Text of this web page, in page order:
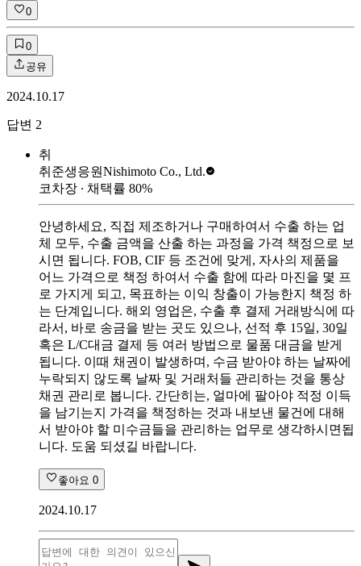
0
0
공유
2024.10.17
답변 2
취
취준생응원Nishimoto Co., Ltd.
코차장 ∙ 채택률 80%
안녕하세요, 직접 제조하거나 구매하여서 수출 하는 업
체 모두, 수출 금액을 산출 하는 과정을 가격 책정으로 보
시면 됩니다. FOB, CIF 등 조건에 맞게, 자사의 제품을
어느 가격으로 책정 하여서 수출 함에 따라 마진을 몇 프
로 가지게 되고, 목표하는 이익 창출이 가능한지 책정 하
는 단계입니다. 해외 영업은, 수출 후 결제 거래방식에 따
라서, 바로 송금을 받는 곳도 있으나, 선적 후 15일, 30일
혹은 L/C대금 결제 등 여러 방법으로 물품 대금을 받게
됩니다. 이때 채권이 발생하며, 수금 받아야 하는 날짜에
누락되지 않도록 날짜 및 거래처들 관리하는 것을 통상
채권 관리로 봅니다. 간단히는, 얼마에 팔아야 적정 이득
을 남기는지 가격을 책정하는 것과 내보낸 물건에 대해
서 받아야 할 미수금들을 관리하는 업무로 생각하시면됩
니다. 도움 되셨길 바랍니다.
좋아요 0
2024.10.17